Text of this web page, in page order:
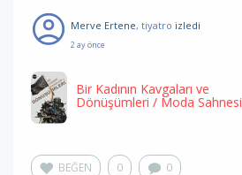
Merve Ertene, tiyatro izledi
2 ay önce
Bir Kadının Kavgaları ve
Dönüşümleri / Moda Sahnesi
BEĞEN 0 0